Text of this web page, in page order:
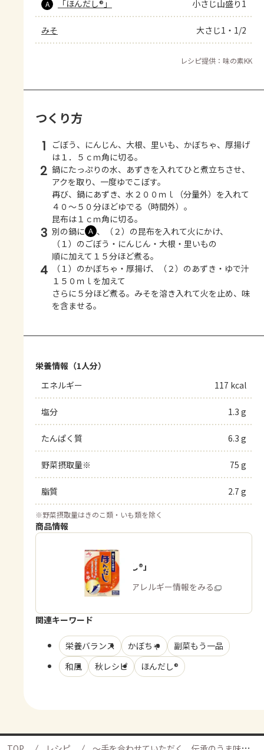
A 「ほんだし®」 小さじ山盛り1
みそ 大さじ1・1/2
レシピ提供：味の素KK
つくり方
1
ごぼう、にんじん、大根、里いも、かぼちゃ、厚揚げ
は１．５ｃｍ角に切る。
2 鍋にたっぷりの水、あずきを入れてひと煮立ちさせ、
アクを取り、一度ゆでこぼす。
再び、鍋にあずき、水２００ｍｌ（分量外）を入れて
４０～５０分ほどゆでる（時間外）。
昆布は１ｃｍ角に切る。
3 別の鍋に Ａ 、（２）の昆布を入れて火にかけ、
（１）のごぼう・にんじん・大根・里いもの
順に加えて１５分ほど煮る。
4
（１）のかぼちゃ・厚揚げ、（２）のあずき・ゆで汁
１５０ｍｌを加えて
さらに５分ほど煮る。みそを溶き入れて火を止め、味
を含ませる。
栄養情報（1人分）
エネルギー
117 kcal
塩分 1.3 g
たんぱく質 6.3 g
野菜摂取量※ 75 g
脂質 2.7 g
※野菜摂取量はきのこ類・いも類を除く
商品情報
「ほんだし®」
商品・アレルギー情報をみる
関連キーワード
栄養バランス かぼちゃ
副菜もう一品
和風
秋レシピ ほんだし®